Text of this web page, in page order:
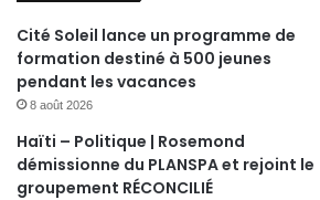
Cité Soleil lance un programme de
formation destiné à 500 jeunes
pendant les vacances
8 août 2026
Haïti – Politique | Rosemond
démissionne du PLANSPA et rejoint le
groupement RÉCONCILIÉ